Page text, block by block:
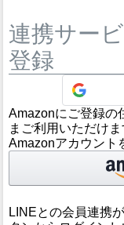
連携サー
登録
Amazonにご登録の
まご利用いただけま
Amazonアカウント
LINEとの会員連携